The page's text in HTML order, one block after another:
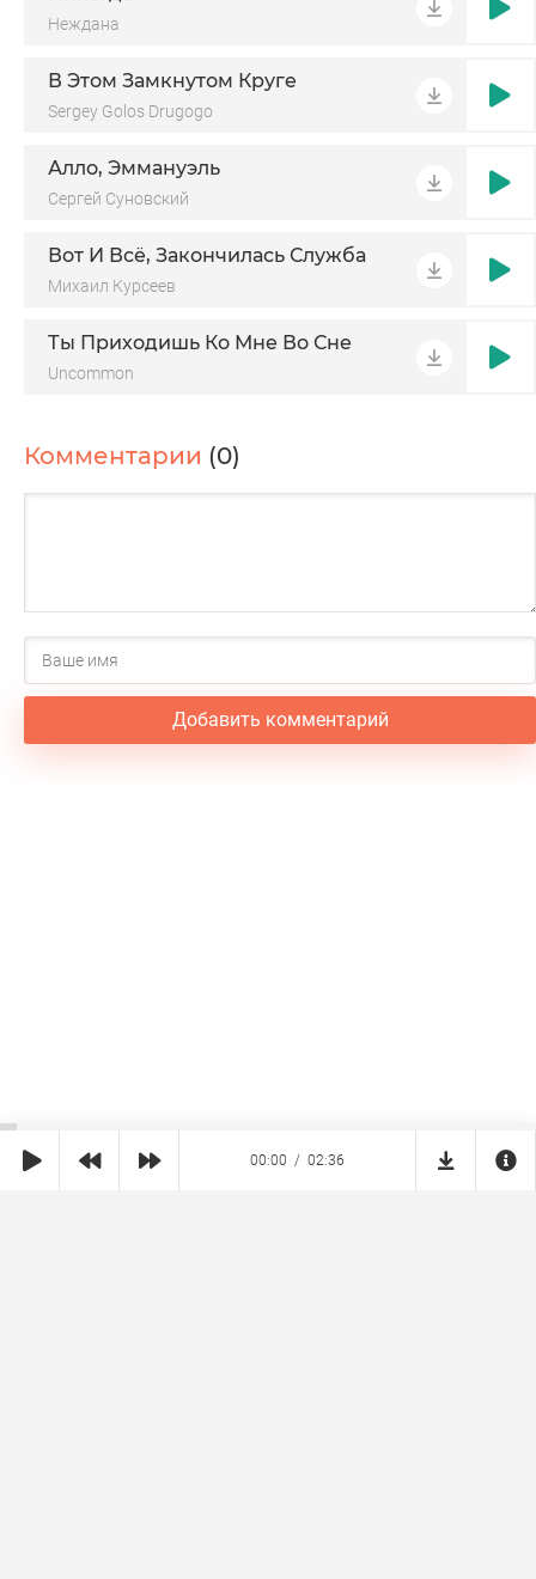
Неждана
В Этом Замкнутом Круге
Sergey Golos Drugogo
Алло, Эммануэль
Сергей Суновский
Вот И Всё, Закончилась Служба
Михаил Курсеев
Ты Приходишь Ко Мне Во Сне
Uncommon
Комментарии (0)
Добавить комментарий
00:00 02:36